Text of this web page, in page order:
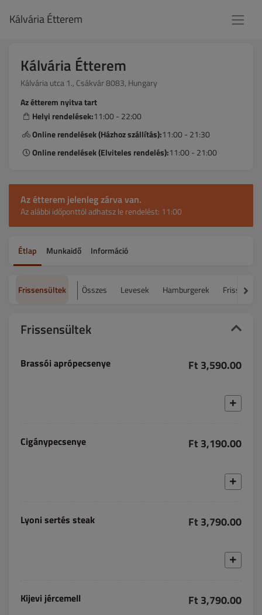
Kálvária Étterem
Kálvária Étterem
Kálvária utca 1., Csákvár 8083, Hungary
Az étterem nyitva tart
Helyi rendelések:11:00 - 22:00
Online rendelések (Házhoz szállítás):11:00 - 21:30
Online rendelések (Elviteles rendelés):11:00 - 21:00
Az étterem jelenleg zárva van.
Az alábbi időponttól adhatsz le rendelést: 11:00
Étlap Munkaidő Információ
Frissensültek Összes Levesek Hamburgerek
Frissensültek
Brassói aprópecsenye Ft 3,590.00
Cigánypecsenye Ft 3,190.00
Lyoni sertés steak Ft 3,790.00
Kijevi jércemell Ft 3,790.00